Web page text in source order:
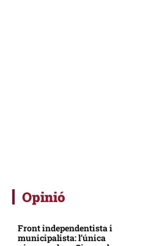
Opinió
Front independentista i
municipalista: l’única